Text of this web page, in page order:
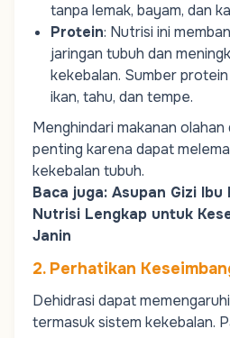
tanpa lemak, bayam, dan
Protein: Nutrisi ini
jaringan tubuh dan
kekebalan. Sumber
ikan, tahu, dan tempe.
Menghindari makanan
penting karena dapat
kekebalan tubuh.
Baca juga: Asupan Gizi Ibu
Nutrisi Lengkap untuk
Janin
2. Perhatikan
Dehidrasi dapat
termasuk sistem kekebalan.